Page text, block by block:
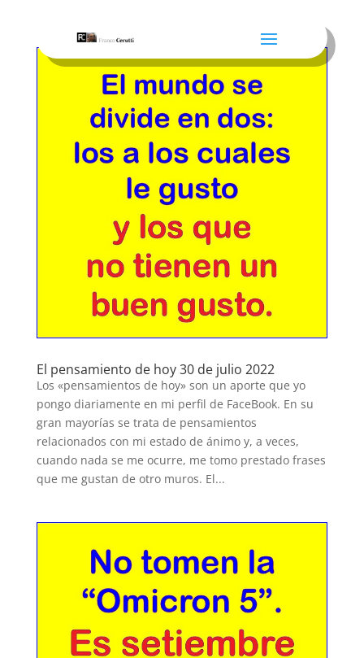
El pensamiento de hoy 30 de julio 2022
Los «pensamientos de hoy» son un aporte que yo
pongo diariamente en mi perfil de FaceBook. En su
gran mayorías se trata de pensamientos
relacionados con mi estado de ánimo y, a veces,
cuando nada se me ocurre, me tomo prestado frases
que me gustan de otro muros. El...